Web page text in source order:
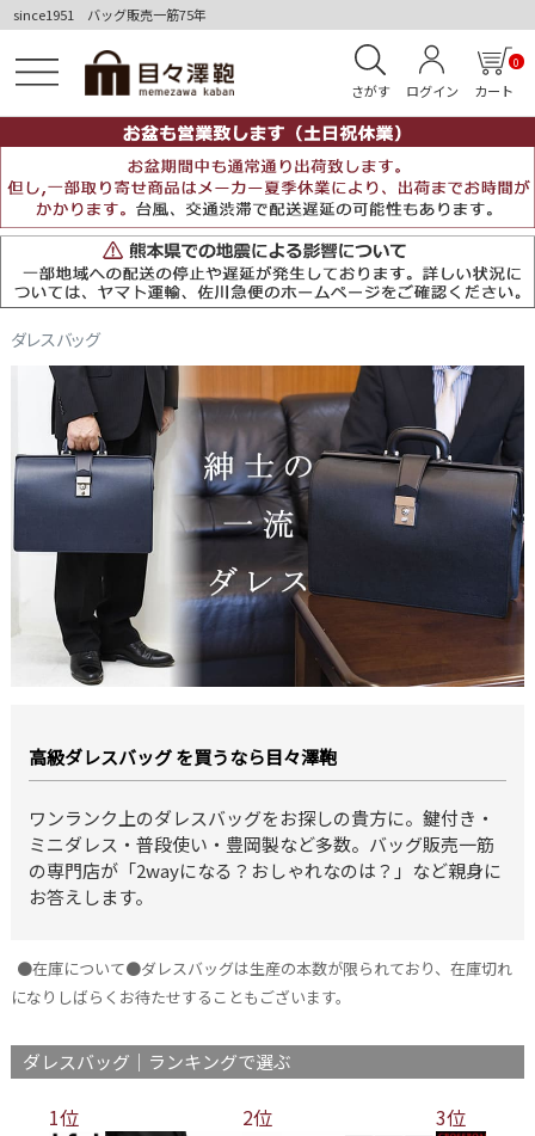
since1951 バッグ販売一筋75年
さがす ログイン カート
0
ダレスバッグ
高級ダレスバッグ を買うなら目々澤鞄
ワンランク上のダレスバッグをお探しの貴方に。鍵付き・
ミニダレス・普段使い・豊岡製など多数。バッグ販売一筋
の専門店が「2wayになる？おしゃれなのは？」など親身に
お答えします。
●在庫について●ダレスバッグは生産の本数が限られており、在庫切れ
になりしばらくお待たせすることもございます。
ダレスバッグ｜ランキングで選ぶ
1位 2位 3位